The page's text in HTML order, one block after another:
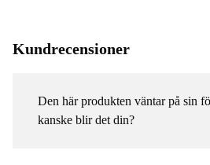
Kundrecensioner
Den här produkten väntar på sin
kanske blir det din?